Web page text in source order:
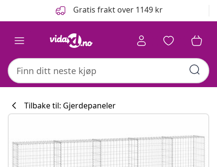
Gratis frakt over 1149 kr
Tilbake til: Gjerdepaneler